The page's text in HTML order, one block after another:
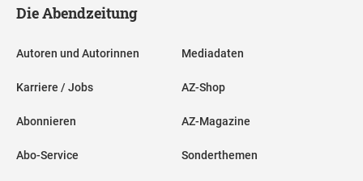
Die Abendzeitung
Autoren und Autorinnen
Karriere / Jobs
Abonnieren
Abo-Service
Mediadaten
AZ-Shop
AZ-Magazine
Sonderthemen